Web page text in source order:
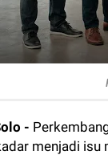
-
menjadi isu